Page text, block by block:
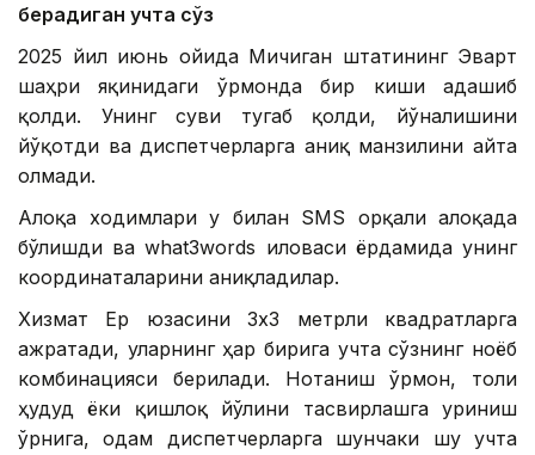
берадиган учта сўз
2025 йил июнь ойида Мичиган штатининг Эварт
шаҳри яқинидаги ўрмонда бир киши адашиб
қолди. Унинг суви тугаб қолди, йўналишини
йўқотди ва диспетчерларга аниқ манзилини айта
олмади.
Алоқа ходимлари у билан SМS орқали алоқада
бўлишди ва what3words иловаси ёрдамида унинг
координаталарини аниқладилар.
Хизмат Ер юзасини 3х3 метрли квадратларга
ажратади, уларнинг ҳар бирига учта сўзнинг ноёб
комбинацияси берилади. Нотаниш ўрмон, тоғли
ҳудуд ёки қишлоқ йўлини тасвирлашга уриниш
ўрнига, одам диспетчерларга шунчаки шу учта